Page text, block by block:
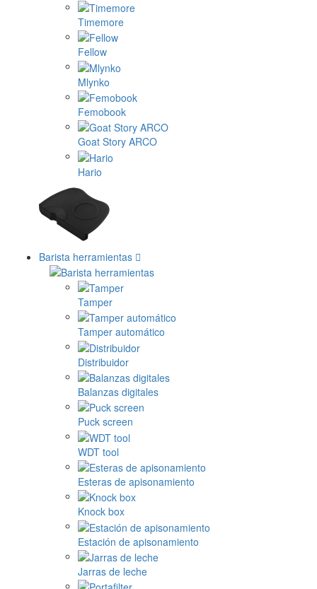
Timemore
Fellow
Mlynko
Femobook
Goat Story ARCO
Hario
Barista herramientas
Tamper
Tamper automático
Distribuidor
Balanzas digitales
Puck screen
WDT tool
Esteras de apisonamiento
Knock box
Estación de apisonamiento
Jarras de leche